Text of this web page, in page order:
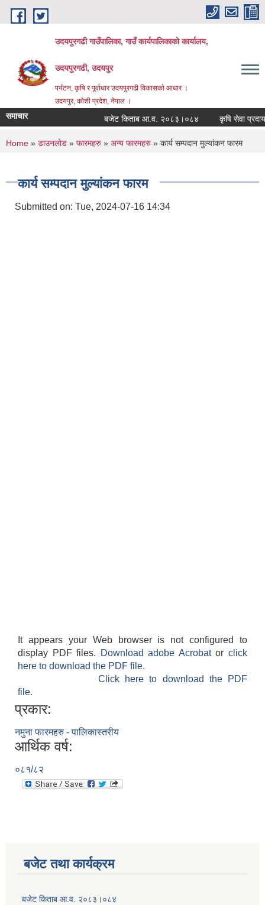
Skip to main content
उदयपुरगढी गाउँपालिका, गाउँ कार्यपालिकाको कार्यालय,
उदयपुरगढी, उदयपुर
पर्यटन, कृषि र पूर्वाधार उदयपुरगढी विकासकाे आधार ।
उदयपुर, काेशी प्रदेश, नेपाल ।
समाचार बजेट किताब आ.व. २०८३।०८४ कृषि सेवा
You are here
Home » डाउनलोड » फारमहरु » अन्य फारमहरु » कार्य सम्पदान मुल्यांकन फारम
कार्य सम्पदान मुल्यांकन फारम
Submitted on: Tue, 2024-07-16 14:34
It appears your Web browser is not configured to
display PDF files.
Download adobe Acrobatorclick
here to download the PDF file.
Click here to download the PDF
file.
प्रकार:
नमुना फारमहरु - पालिकास्तरीय
आर्थिक वर्ष:
०८१/८२
बजेट तथा कार्यक्रम
बजेट किताब आ.व. २०८३।०८४